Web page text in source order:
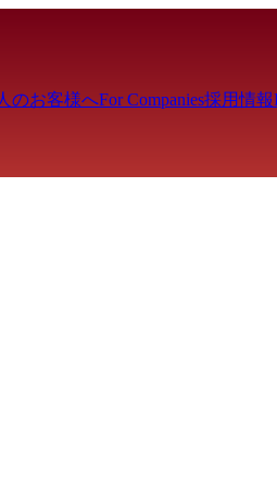
のお客様へFor Companies採用情報